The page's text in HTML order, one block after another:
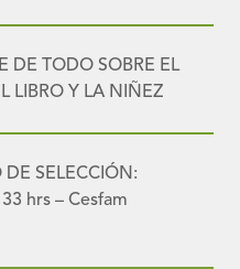
DE TODO SOBRE EL
LIBRO Y LA NIÑEZ
DE SELECCIÓN:
hrs – Cesfam